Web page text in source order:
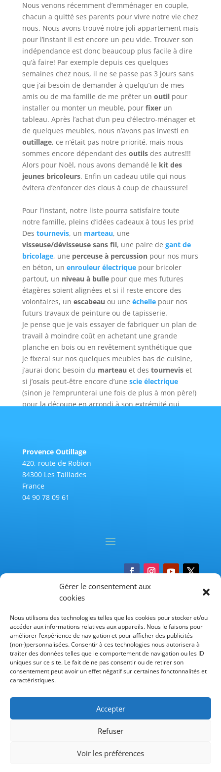
Gérer le consentement aux
cookies
Nous utilisons des technologies telles que les cookies pour stocker et/ou
accéder aux informations relatives aux appareils. Nous le faisons pour
améliorer l’expérience de navigation et pour afficher des publicités
(non-)personnalisées. Consentir à ces technologies nous autorisera à
traiter des données telles que le comportement de navigation ou les ID
uniques sur ce site. Le fait de ne pas consentir ou de retirer son
consentement peut avoir un effet négatif sur certaines fonctonnalités et
caractéristiques.
Accepter
Refuser
Voir les préférences
(Provence-
Outillage-
|
Parent
Theme:
Divi
(Divi)
Nous venons récemment d’emménager en couple,
chacun a quitté ses parents pour vivre notre vie chez
nous. Nous avons trouvé notre joli appartement mais
pour l’instant il est encore un peu vide. Trouver son
indépendance est donc beaucoup plus facile à dire
qu’à faire! Par exemple depuis ces quelques
semaines chez nous, il ne se passe pas 3 jours sans
que j’ai besoin de demander à quelqu’un de mes
amis ou de ma famille de me prêter un outilpour
installer ou monter un meuble, pour fixerun
tableau. Après l’achat d’un peu d’électro-ménager et
de quelques meubles, nous n’avons pas investi en
outillage, ce n’était pas notre priorité, mais nous
sommes encore dépendant des outilsdes autres!!!
Alors pour Noël, nous avons demandé le kit des
jeunes bricoleurs. Enfin un cadeau utile qui nous
évitera d’enfoncer des clous à coup de chaussure!
Pour l’instant, notre liste pourra satisfaire toute
notre famille, pleins d’idées cadeaux à tous les prix!
Des tournevis, un marteau, une
visseuse/dévisseuse sans fil, une paire de gant de
bricolage, une perceuse à percussionpour nos murs
en béton, un enrouleur électriquepour bricoler
partout, un niveau à bullepour que mes futures
étagères soient alignées et si il reste encore des
volontaires, un escabeau ou une échellepour nos
futurs travaux de peinture ou de tapisserie.
Je pense que je vais essayer de fabriquer un plan de
travail à moindre coût en achetant une grande
planche en bois ou en revêtement synthétique que
je fixerai sur nos quelques meubles bas de cuisine,
j’aurai donc besoin du marteau et des tourneviset
si j’osais peut-être encore d’une scie électrique
(sinon je l’emprunterai une fois de plus à mon père!)
pour la découpe en arrondi à son extrémité qui
meubles en kit et nous passons nos soirées à visser
et dévisser avec untournevis
de suivre des plans de montage pas toujours très
clairs. C’est pour ça qu’une
filserait bienvenue, j’en ai des ampoules dans la
donc installer des tringles, encore des trous dans
. J’ai l’impression que je
n’ai pas fini de percer les murs pour fixer les cadres
et tableaux qu’elle a déniché.
Pour l’instant nous n’avons pas repeint car les murs
temps, le démon de la déco va encore s’emparer
d’elle et que des envies de couleur sur quelques uns
de nos murs vont se faire ressentir… Nous aurons
donc encore besoin desoutilsadaptés,
heureusement pour l’instant nous n’avons pas
encore de jardin parce que
verra ça plus tard!
En bref, nous avons besoin de tant de chose lorsqu’on
s’installe, on en découvre encore tous les jours et les
ils nous seront utiles très longtemps tout au long de
Provence Outillage
420, route de Robion
84300 Les Taillades
France
04 90 78 09 61
© Copyright Provence Outillage – France